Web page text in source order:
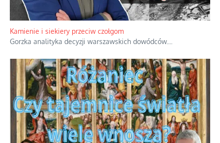
Familijny spór o biskupie sakry
Rodzinna polemika wokół sakr w Écône.